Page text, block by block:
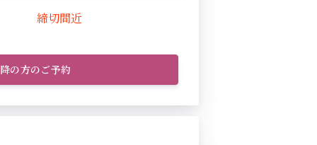
締切間近
の方のご予約